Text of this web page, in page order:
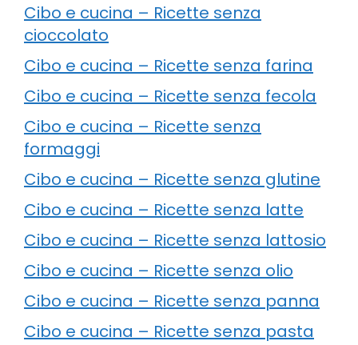
Cibo e cucina – Ricette senza
cioccolato
Cibo e cucina – Ricette senza farina
Cibo e cucina – Ricette senza fecola
Cibo e cucina – Ricette senza
formaggi
Cibo e cucina – Ricette senza glutine
Cibo e cucina – Ricette senza latte
Cibo e cucina – Ricette senza lattosio
Cibo e cucina – Ricette senza olio
Cibo e cucina – Ricette senza panna
Cibo e cucina – Ricette senza pasta